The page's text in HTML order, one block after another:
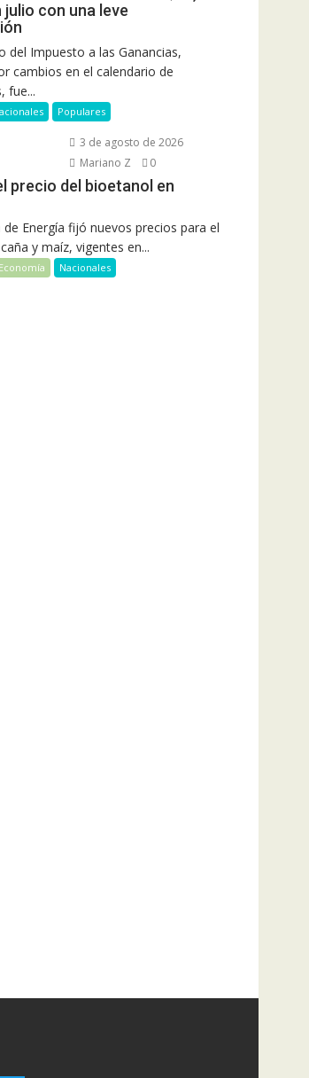
julio con una leve
del Impuesto a las Ganancias,
cambios en el calendario de
fue...
Populares
3 de agosto de 2026
Mariano Z
0
precio del bioetanol en
de Energía fijó nuevos precios para el
y maíz, vigentes en...
Economía Nacionales